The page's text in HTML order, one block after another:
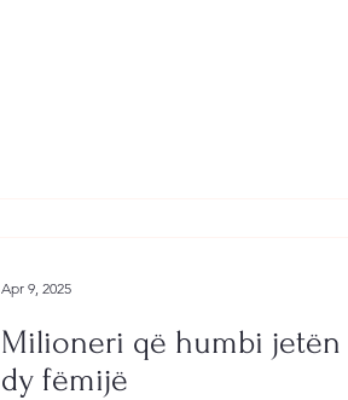
Milioneri që humbi
dy fëmijë
Apr 9, 2025